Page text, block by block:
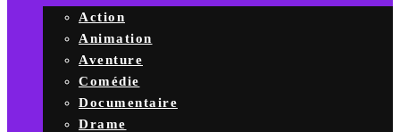
Action
Animation
Aventure
Comédie
Documentaire
Drame